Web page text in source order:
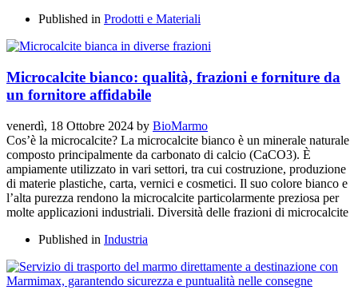
Published in Prodotti e Materiali
Microcalcite bianco: qualità, frazioni e forniture da
un fornitore affidabile
venerdì, 18 Ottobre 2024 by BioMarmo
Cos’è la microcalcite? La microcalcite bianco è un minerale naturale
composto principalmente da carbonato di calcio (CaCO3). È
ampiamente utilizzato in vari settori, tra cui costruzione, produzione
di materie plastiche, carta, vernici e cosmetici. Il suo colore bianco e
l’alta purezza rendono la microcalcite particolarmente preziosa per
molte applicazioni industriali. Diversità delle frazioni di microcalcite
Published in Industria